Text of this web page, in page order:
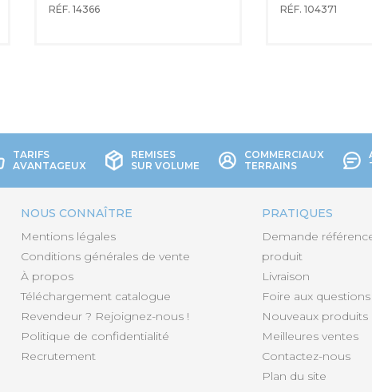
RÉF. 14366 RÉF. 104371
TARIFS
AVANTAGEUX
REMISES
SUR VOLUME
COMMERCIAUX
TERRAINS
NOUS CONNAÎTRE
Mentions légales
Conditions générales de vente
À propos
Téléchargement catalogue
Revendeur ? Rejoignez-nous !
Politique de confidentialité
Recrutement
PRATIQUES
Demande
produit
Livraison
Foire aux questions
Nouveaux produits
Meilleures ventes
Contactez-nous
Plan du site